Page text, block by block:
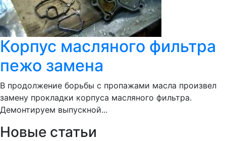
Корпус масляного фильтра
пежо замена
В продолжение борьбы с пропажами масла произвел
замену прокладки корпуса масляного фильтра.
Демонтируем выпускной...
Новые статьи